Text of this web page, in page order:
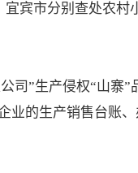
宾市分别查处农村
”生产侵权“山寨”
业的生产销售台账